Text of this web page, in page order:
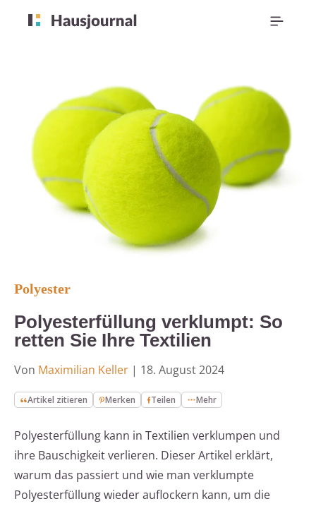
Polyester
Polyesterfüllung verklumpt: So
retten Sie Ihre Textilien
Von Maximilian Keller | 18. August 2024
Artikel zitieren Merken Teilen Mehr
Polyesterfüllung kann in Textilien verklumpen und
ihre Bauschigkeit verlieren. Dieser Artikel erklärt,
warum das passiert und wie man verklumpte
Polyesterfüllung wieder auflockern kann, um die